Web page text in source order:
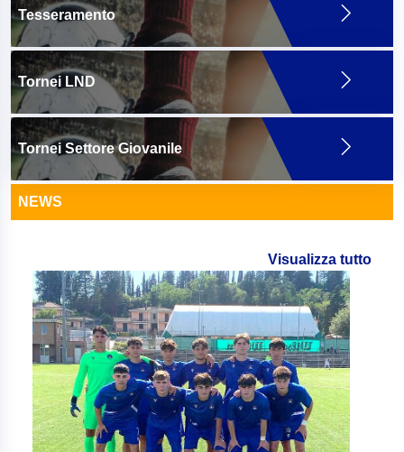
Tesseramento
Tornei LND
Tornei Settore Giovanile
NEWS
Visualizza tutto